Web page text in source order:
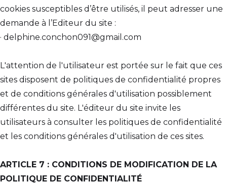
cookies susceptibles d’être utilisés, il peut adresser une
demande à l’Editeur du site :
· delphine.conchon091@gmail.com
L'attention de l'utilisateur est portée sur le fait que ces
sites disposent de politiques de confidentialité propres
et de conditions générales d'utilisation possiblement
différentes du site. L'éditeur du site invite les
utilisateurs à consulter les politiques de confidentialité
et les conditions générales d'utilisation de ces sites.
ARTICLE 7 : CONDITIONS DE MODIFICATION DE LA
POLITIQUE DE CONFIDENTIALITÉ